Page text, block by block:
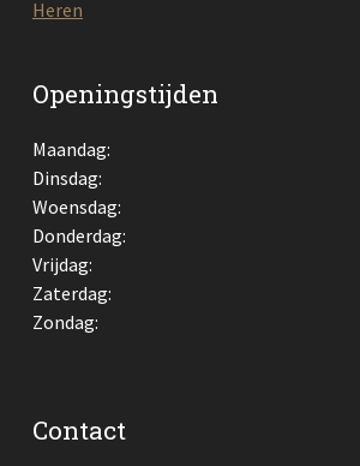
Heren
Openingstijden
Maandag:
Dinsdag:
Woensdag:
Donderdag:
Vrijdag:
Zaterdag:
Zondag:
Contact